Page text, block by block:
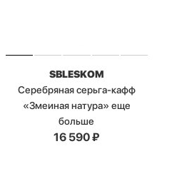
SBLESKOM
Серебряная серьга-кафф
«Змеиная натура» еще
больше
16 590₽